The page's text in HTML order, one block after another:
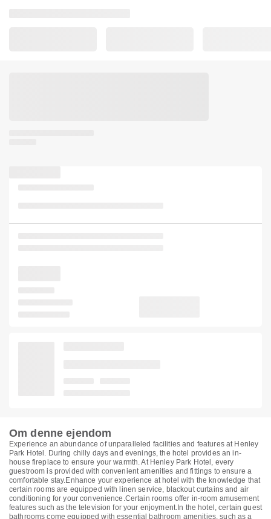
Om denne ejendom
Experience an abundance of unparalleled facilities and features at Henley
Park Hotel. During chilly days and evenings, the hotel provides an in-
house fireplace to ensure your warmth. At Henley Park Hotel, every
guestroom is provided with convenient amenities and fittings to ensure a
comfortable stay.Enhance your experience at hotel with the knowledge that
certain rooms are equipped with linen service, blackout curtains and air
conditioning for your convenience.Certain rooms offer in-room amusement
features such as the television for your enjoyment.In the hotel, certain guest
bathrooms come equipped with essential bathroom amenities, such as a